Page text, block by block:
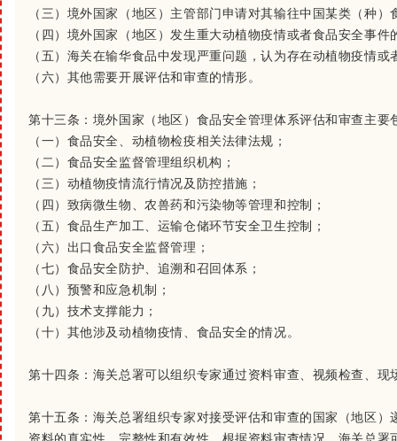
（三）境外国家（地区）主管部门申请对其输往中国某类（种
（四）境外国家（地区）发生重大动植物疫情或者食品安全事件
（五）海关在输华食品中发现严重问题，认为存在动植物疫情或
（六）其他需要开展评估和审查的情形。
第十三条： 境外国家（地区）食品安全管理体系评估和审查主要
（一）食品安全、动植物检疫相关法律法规；
（二）食品安全监督管理组织机构；
（三）动植物疫情流行情况及防控措施；
（四）致病微生物、农兽药和污染物等管理和控制；
（五）食品生产加工、运输仓储环节安全卫生控制；
（六）出口食品安全监督管理；
（七）食品安全防护、追溯和召回体系；
（八）预警和应急机制；
（九）技术支撑能力；
（十）其他涉及动植物疫情、食品安全的情况。
第十四条： 海关总署可以组织专家通过资料审查、视频检查、
第十五条： 海关总署组织专家对接受评估和审查的国家（地区